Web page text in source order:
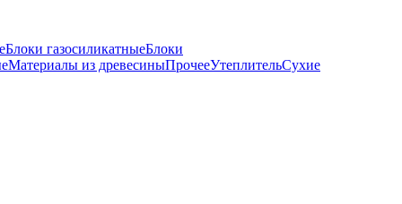
Блоки газосиликатныеБлоки
Материалы из древесиныПрочееУтеплительСухие